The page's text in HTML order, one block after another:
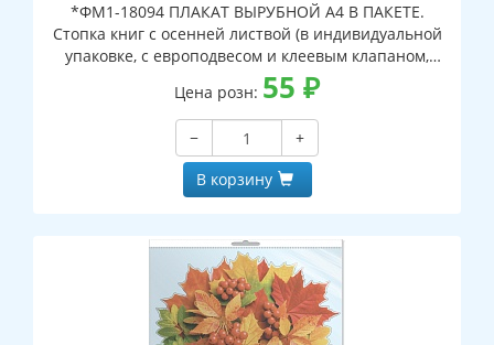
*ФМ1-18094 ПЛАКАТ ВЫРУБНОЙ А4 В ПАКЕТЕ.
Стопка книг с осенней листвой (в индивидуальной
упаковке, с европодвесом и клеевым клапаном,
двухсторонний, ВД-лак)
Цена розн: 55 ₽
−
+
В корзину